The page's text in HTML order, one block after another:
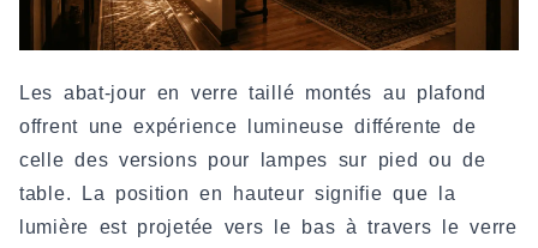
Les abat-jour en verre taillé montés au plafond
offrent une expérience lumineuse différente de
celle des versions pour lampes sur pied ou de
table. La position en hauteur signifie que la
lumière est projetée vers le bas à travers le verre